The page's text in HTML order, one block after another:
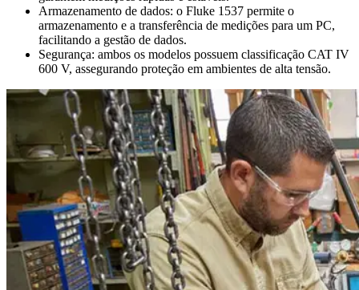
Armazenamento de dados: o Fluke 1537 permite o
armazenamento e a transferência de medições para um PC,
facilitando a gestão de dados.
Segurança: ambos os modelos possuem classificação CAT IV
600 V, assegurando proteção em ambientes de alta tensão.